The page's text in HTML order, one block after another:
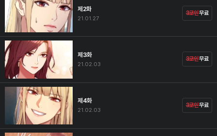
제2화
21.01.27
3코인무료
제3화
21.02.03
3코인무료
제4화
21.02.03
3코인무료